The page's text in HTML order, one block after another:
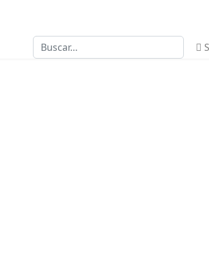
Buscar